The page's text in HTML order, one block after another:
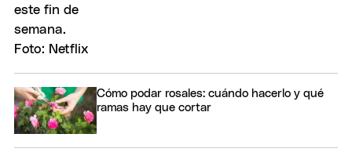
Cómo podar rosales: cuándo hacerlo y qué
ramas hay que cortar